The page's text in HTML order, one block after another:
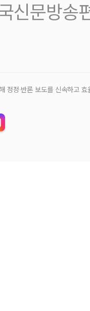
신문방송
정정‧반론 보도를 신속하고